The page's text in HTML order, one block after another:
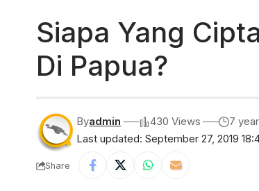
Siapa Yang
Di Papua?
Last updated: September 27, 2019
Byadmin 430 Views 7
Share